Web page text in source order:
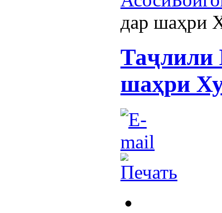
дар шаҳри
Таҷлили
шаҳри